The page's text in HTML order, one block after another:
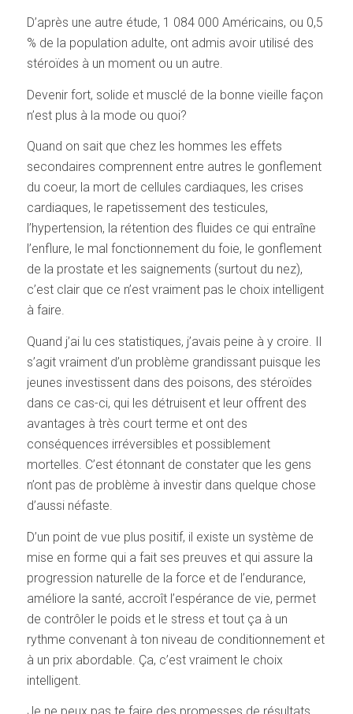
D’après une autre étude, 1 084 000 Américains, ou 0,5
% de la population adulte, ont admis avoir utilisé des
stéroïdes à un moment ou un autre.
Devenir fort, solide et musclé de la bonne vieille façon
n’est plus à la mode ou quoi?
Quand on sait que chez les hommes les effets
secondaires comprennent entre autres le gonflement
du coeur, la mort de cellules cardiaques, les crises
cardiaques, le rapetissement des testicules,
l’hypertension, la rétention des fluides ce qui entraîne
l’enflure, le mal fonctionnement du foie, le gonflement
de la prostate et les saignements (surtout du nez),
c’est clair que ce n’est vraiment pas le choix intelligent
à faire.
Quand j’ai lu ces statistiques, j’avais peine à y croire. Il
s’agit vraiment d’un problème grandissant puisque les
jeunes investissent dans des poisons, des stéroïdes
dans ce cas-ci, qui les détruisent et leur offrent des
avantages à très court terme et ont des
conséquences irréversibles et possiblement
mortelles. C’est étonnant de constater que les gens
n’ont pas de problème à investir dans quelque chose
d’aussi néfaste.
D’un point de vue plus positif, il existe un système de
mise en forme qui a fait ses preuves et qui assure la
progression naturelle de la force et de l’endurance,
améliore la santé, accroît l’espérance de vie, permet
de contrôler le poids et le stress et tout ça à un
rythme convenant à ton niveau de conditionnement et
à un prix abordable. Ça, c’est vraiment le choix
intelligent.